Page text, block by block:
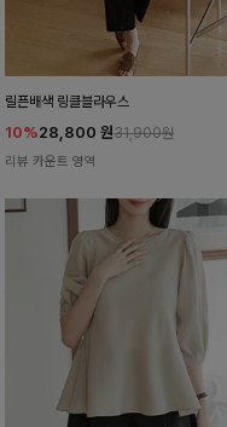
릴픈배색 링클블라우스
10%28,800 원31,900원
리뷰 카운트 영역